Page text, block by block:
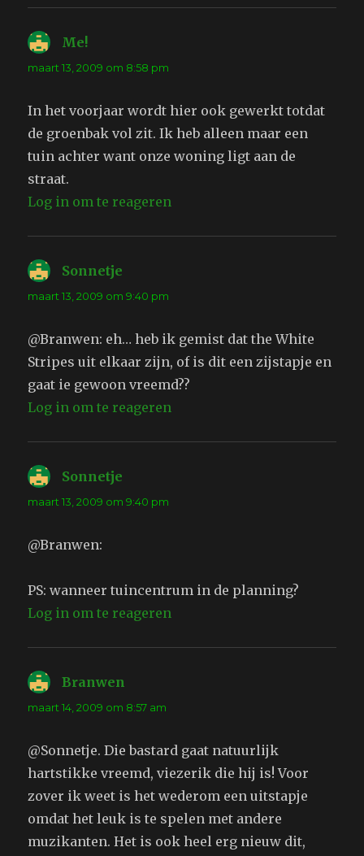
Me!
maart 13, 2009 om 8:58 pm
In het voorjaar wordt hier ook gewerkt totdat
de groenbak vol zit. Ik heb alleen maar een
tuin achter want onze woning ligt aan de
straat.
Log in om te reageren
Sonnetje
maart 13, 2009 om 9:40 pm
@Branwen: eh… heb ik gemist dat the White
Stripes uit elkaar zijn, of is dit een zijstapje en
gaat ie gewoon vreemd??
Log in om te reageren
Sonnetje
maart 13, 2009 om 9:40 pm
@Branwen:
PS: wanneer tuincentrum in de planning?
Log in om te reageren
Branwen
maart 14, 2009 om 8:57 am
@Sonnetje. Die bastard gaat natuurlijk
hartstikke vreemd, viezerik die hij is! Voor
zover ik weet is het wederom een uitstapje
omdat het leuk is te spelen met andere
muzikanten. Het is ook heel erg nieuw dit,